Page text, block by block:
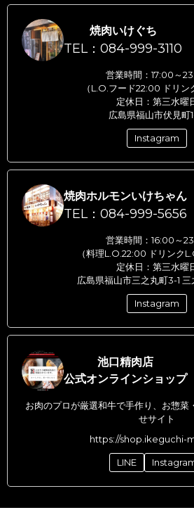
焼肉いけぐち
TEL：084-999-3110
営業時間：17:00～
（L.O.フード22:00 ドリン
定休日：第三水曜
広島県福山市伏見町
Instagram
焼肉ホルモンいけちゃん
TEL：084-999-5656
営業時間：16:00～
（料理L.O.22:00 ドリンク
定休日：第三水曜
広島県福山市三之丸町3-1
Instagram
池口精肉店
公式オンラインショップ
お肉のプロが厳選和牛で手作り、お惣菜
せサイト
https://shop.ikeguchi-
LINE